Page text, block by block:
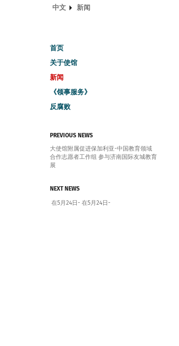
中文 新闻
首页
关于使馆
新闻
《领事服务》
反腐败
PREVIOUS NEWS
大使馆附属促进保加利亚-中国教育领域
合作志愿者工作组 参与济南国际友城教育
展
NEXT NEWS
在5月24日- 在5月24日-